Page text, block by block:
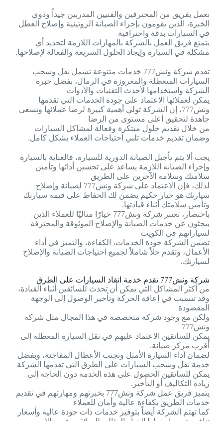
نعمل بفريق من المحترفين والفنيين المدربين جيداً وذوي
الخبرة، الذين يقومون بإجراء الصيانة الروتينية وإصلاح العطل
في السيارات بدقة واحترافية
يتمتع فريق العمل بالشركة بالمهارات اللازمة لتحديد أي
مشكلة في السيارة وإيجاد الحلول السريعة والفعالة لإصلاحها.
تقدم شركة ونش777 خدمات متنوعة تشمل نقل وسحب
السيارات المتعطلة والمغروزة في الرمال، بفضل خبرة
الشركة واستخدامها لأحدث التقنيات والأدوات
يمكن لعملائها الاعتماد على جودة الخدمات التي تقدمها
ونش777، إن الشركة تولي أهمية كبيرة لرضا عملائها وتسعى
جاهدة لتحقيق أعلى مستوى من الرضا
من خلال تقديم حلول مبتكرة وفعالة لمشاكل السيارات
وضمان تقديم خدمات تلبي احتياجات العملاء بشكل كامل.
يجب ألا يتم تأجيل الصيانة الدورية للسيارة، فالعناية بالسيارة
وإجراء الصيانة اللازمة يساعد على تحسين أدائها وتأمين
سلامتك وسلامة الآخرين على الطريق
لذلك، فإن الاعتماد على شركة ونش777 لصيانة وإصلاح
سيارتك هو خيار حكيم يضمن لك الحفاظ على قيمة سيارتك
وتأمين سلامتك أثناء قيادتها.
باختصار، تعتبر شركة ونش777 خيارًا مثاليًا للعملاء الذين
يبحثون عن خدمات الصيانة والإصلاح الموثوقة والمحترفة
لسياراتهم في الكويت
تضمن الشركة جودة الخدمات، الكفاءة، والتميز في أداء
الأعمال، وتقدم حلاً شاملاً لجميع احتياجات الصيانة والإصلاح
لسيارتك.
شركة ونش777 تقدم خدمة انقاذ السيارات على الطرق
من أكثر المشاكل التي يمكن أن تحدث للسائقين أثناء القيادة،
وقد تتسبب في إعاقة الحركة وتأخير الوصول إلى الوجهة
المقصودة
ولكن مع وجود شركة متخصصة في هذا المجال مثل شركة
ونش777
يمكن للسائقين الاعتماد عليهم في نقل السيارة المعطلة إلى
أقرب مركز صيانة.
لضمان أداء السيارة الأمثل وتجنب الأعطال المفاجئة، وبفضل
خدمة نقل وسحب السيارات على الطرق التي تقدمها الشركة
يمكن للسائقين الحصول على هذه الخدمة دون الحاجة إلى
زيادة التكاليف أو التأخير.
يتميز فريق عمل شركة ونش777 بخبرتهم ومهارتهم في تقديم
خدمات الطريق بكفاءة عالية وأمان للعملاء
كما تهتم الشركة أيضاً بتوفير خدمات ذات جودة عالية وأسعار